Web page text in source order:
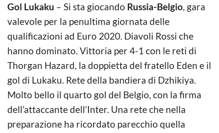
Gol Lukaku – Si sta giocando Russia-Belgio, gara
valevole per la penultima giornata delle
qualificazioni ad Euro 2020. Diavoli Rossi che
hanno dominato. Vittoria per 4-1 con le reti di
Thorgan Hazard, la doppietta del fratello Eden e il
gol di Lukaku. Rete della bandiera di Dzhikiya.
Molto bello il quarto gol del Belgio, con la firma
dell’attaccante dell’Inter. Una rete che nella
preparazione ha ricordato parecchio quella